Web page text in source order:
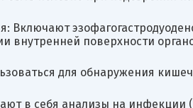
Включают
внутренней поверхности
для обнаружения
в себя анализы на инфекции